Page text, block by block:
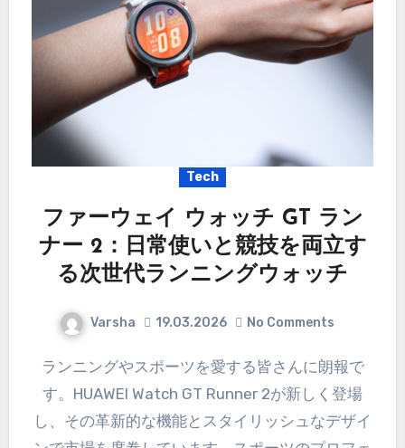
Tech
ファーウェイ ウォッチ GT ラン
ナー 2：日常使いと競技を両立す
る次世代ランニングウォッチ
Varsha 19.03.2026 No Comments
ランニングやスポーツを愛する皆さんに朗報で
す。HUAWEI Watch GT Runner 2が新しく登場
し、その革新的な機能とスタイリッシュなデザイ